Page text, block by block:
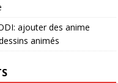
ajouter des anime
animés